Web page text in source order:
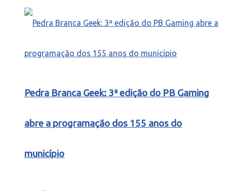
Pedra Branca Geek: 3ª edição do PB Gaming
abre a programação dos 155 anos do
município